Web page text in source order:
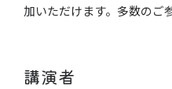
加いただけます。多数のご
講演者​